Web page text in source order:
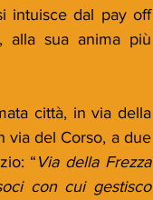
intuisce dal pay off
alla sua anima più
città, in via della
via del Corso, a due
“ Via della Frezza
con cui gestisco